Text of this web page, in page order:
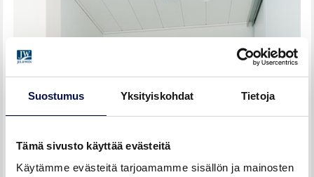
Suostumus Yksityiskohdat Tietoja
Tämä sivusto käyttää evästeitä
Käytämme evästeitä tarjoamamme sisällön ja mainosten